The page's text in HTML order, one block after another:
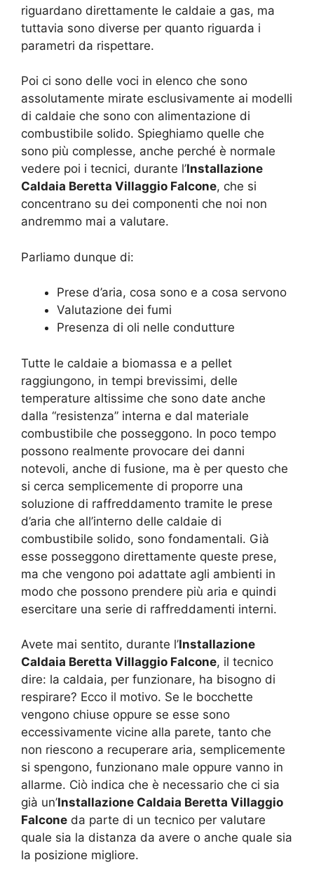
riguardano direttamente le caldaie a gas, ma
tuttavia sono diverse per quanto riguarda i
parametri da rispettare.
Poi ci sono delle voci in elenco che sono
assolutamente mirate esclusivamente ai modelli
di caldaie che sono con alimentazione di
combustibile solido. Spieghiamo quelle che
sono più complesse, anche perché è normale
vedere poi i tecnici, durante l’Installazione
Caldaia Beretta Villaggio Falcone, che si
concentrano su dei componenti che noi non
andremmo mai a valutare.
Parliamo dunque di:
Prese d’aria, cosa sono e a cosa servono
Valutazione dei fumi
Presenza di oli nelle condutture
Tutte le caldaie a biomassa e a pellet
raggiungono, in tempi brevissimi, delle
temperature altissime che sono date anche
dalla “resistenza” interna e dal materiale
combustibile che posseggono. In poco tempo
possono realmente provocare dei danni
notevoli, anche di fusione, ma è per questo che
si cerca semplicemente di proporre una
soluzione di raffreddamento tramite le prese
d’aria che all’interno delle caldaie di
combustibile solido, sono fondamentali. Già
esse posseggono direttamente queste prese,
ma che vengono poi adattate agli ambienti in
modo che possono prendere più aria e quindi
esercitare una serie di raffreddamenti interni.
Avete mai sentito, durante l’Installazione
Caldaia Beretta Villaggio Falcone, il tecnico
dire: la caldaia, per funzionare, ha bisogno di
respirare? Ecco il motivo. Se le bocchette
vengono chiuse oppure se esse sono
eccessivamente vicine alla parete, tanto che
non riescono a recuperare aria, semplicemente
si spengono, funzionano male oppure vanno in
allarme. Ciò indica che è necessario che ci sia
già un’Installazione Caldaia Beretta Villaggio
Falcone da parte di un tecnico per valutare
quale sia la distanza da avere o anche quale sia
la posizione migliore.